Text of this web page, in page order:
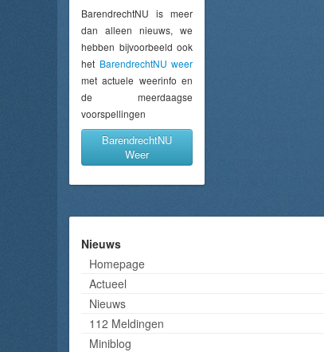
BarendrechtNU is meer
dan alleen nieuws, we
hebben bijvoorbeeld ook
het BarendrechtNU weer
met actuele weerinfo en
de meerdaagse
voorspellingen
BarendrechtNU
Weer
Nieuws
Homepage
Actueel
Nieuws
112 Meldingen
Miniblog